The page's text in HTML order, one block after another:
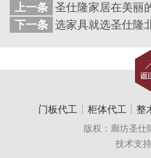
上一条
下一条
门板代工 柜体代工 整
版权：廊坊圣仕
技术支